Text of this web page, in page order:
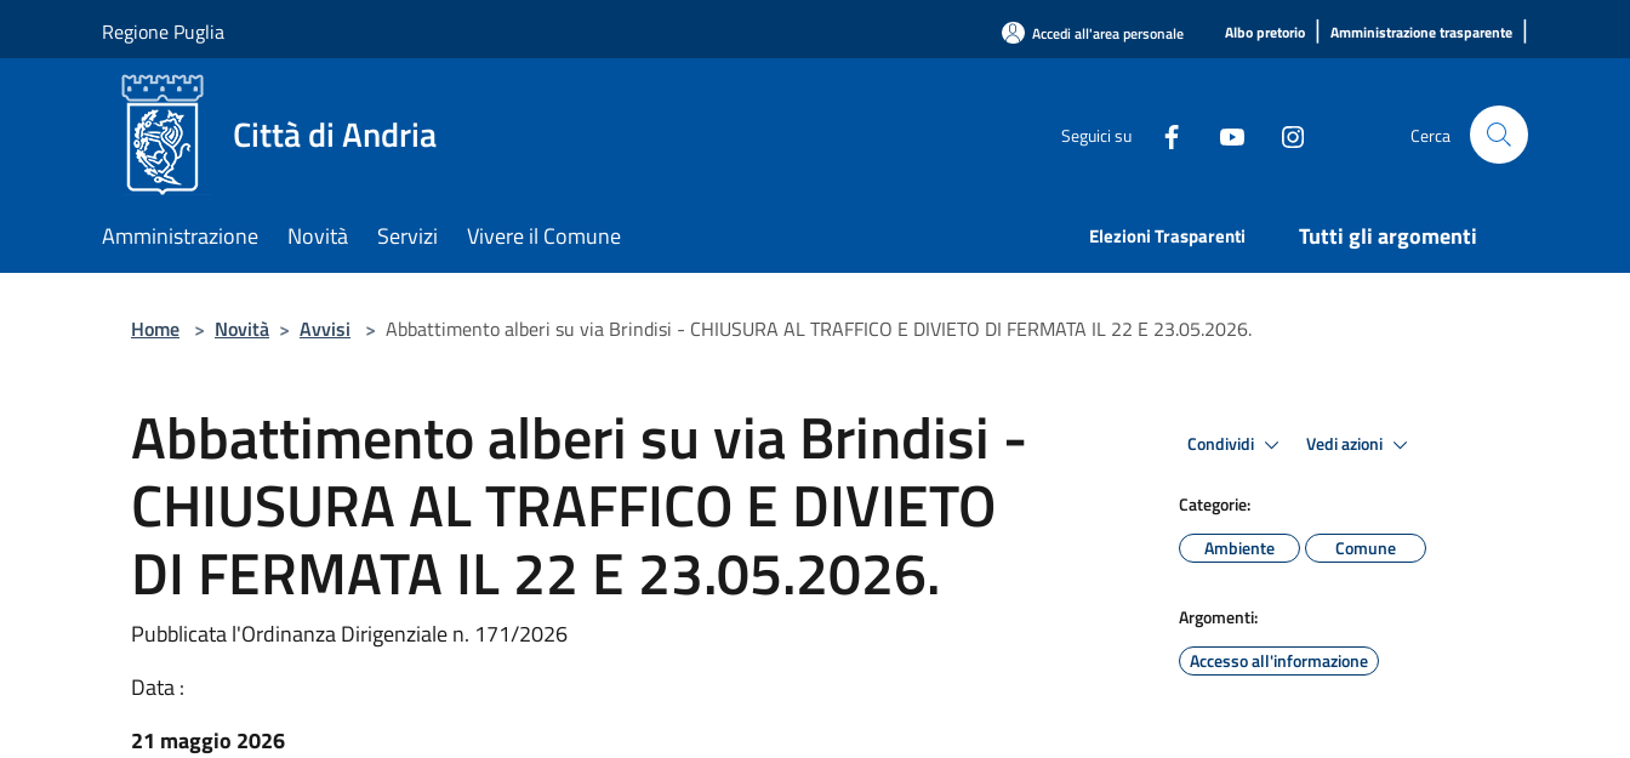
Regione Puglia Accedi all'area personale Albo pretorio | Amministrazione trasparente |
Città di Andria Seguici su Cerca
Amministrazione Novità Servizi Vivere il Comune Elezioni Trasparenti Tutti gli argomenti
Home > Novità > Avvisi > Abbattimento alberi su via Brindisi - CHIUSURA AL TRAFFICO E DIVIETO DI FERMATA IL 22 E 23.05.2026.
Abbattimento alberi su via Brindisi -
CHIUSURA AL TRAFFICO E DIVIETO
DI FERMATA IL 22 E 23.05.2026.
Pubblicata l'Ordinanza Dirigenziale n. 171/2026
Data :
21 maggio 2026
Condividi Vedi azioni
Categorie:
Ambiente
Comune
Argomenti:
Accesso all'informazione